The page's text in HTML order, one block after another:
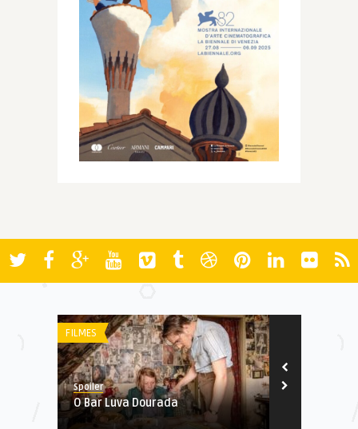
FILMES
Spoiler
O Bar Luva Dourada